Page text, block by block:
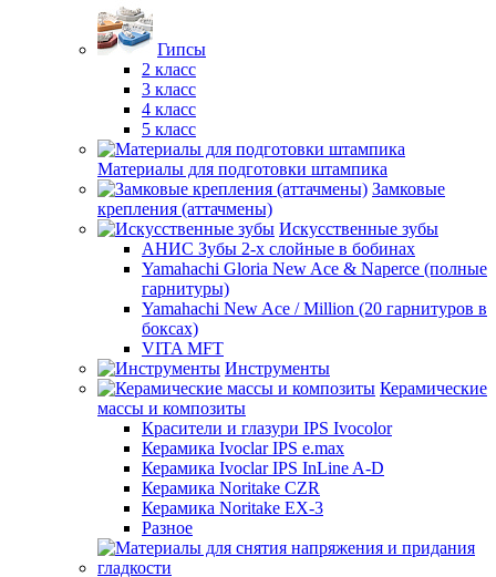
Гипсы
2 класс
3 класс
4 класс
5 класс
Материалы для подготовки штампика
Замковые
крепления (аттачмены)
Искусственные зубы
АНИС Зубы 2-х слойные в бобинах
Yamahachi Gloria New Ace & Naperce (полные
гарнитуры)
Yamahachi New Ace / Million (20 гарнитуров в
боксах)
VITA MFT
Инструменты
Керамические
массы и композиты
Красители и глазури IPS Ivocolor
Керамика Ivoclar IPS e.max
Керамика Ivoclar IPS InLine A-D
Керамика Noritake CZR
Керамика Noritake EX-3
Разное